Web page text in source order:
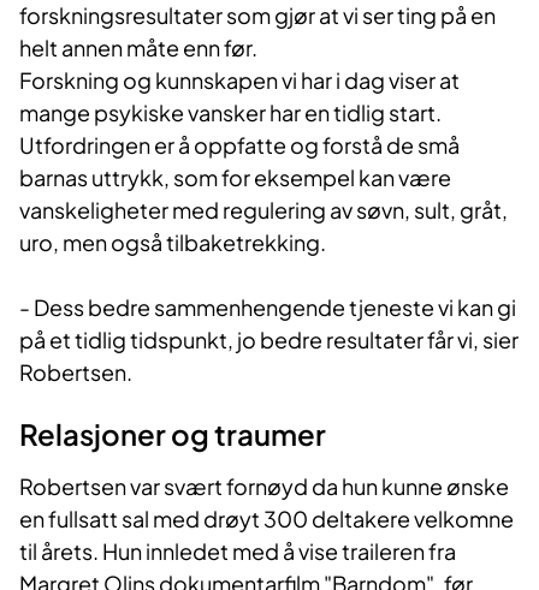
forskningsresultater som gjør at vi ser ting på en
helt annen måte enn før.
Forskning og kunnskapen vi har i dag viser at
mange psykiske vansker har en tidlig start.
Utfordringen er å oppfatte og forstå de små
barnas uttrykk, som for eksempel kan være
vanskeligheter med regulering av søvn, sult, gråt,
uro, men også tilbaketrekking.
- Dess bedre sammenhengende tjeneste vi kan gi
på et tidlig tidspunkt, jo bedre resultater får vi, sier
Robertsen.
Relasjoner og traumer
Robertsen var svært fornøyd da hun kunne ønske
en fullsatt sal med drøyt 300 deltakere velkomne
til årets. Hun innledet med å vise traileren fra
Margret Olins dokumentarfilm "Barndom", før